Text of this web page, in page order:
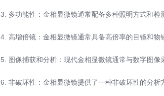
3. 多功能性：金相显微镜通常配备多种照明方式和
4. 高增倍镜：金相显微镜通常具备高倍率的目镜和物
5. 图像捕获和分析：现代金相显微镜通常与数字图
6. 非破坏性：金相显微镜提供了一种非破坏性的分析